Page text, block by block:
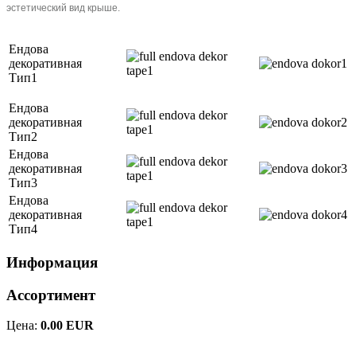
эстетический вид крыше.
Ендова
декоративная
Тип1
Ендова
декоративная
Тип2
Ендова
декоративная
Тип3
Ендова
декоративная
Тип4
Информация
Ассортимент
Цена: 0.00 EUR